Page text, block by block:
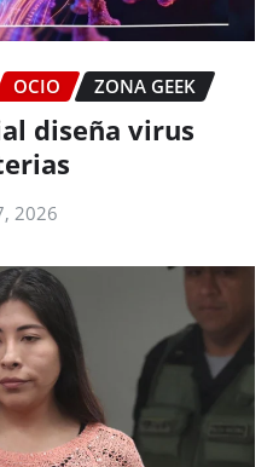
OCIO ZONA GEEK
diseña virus
2026